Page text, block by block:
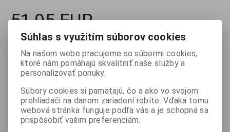
51,95 EUR

ks Pridať do košíka
Porovnať Pridať k oblúbeným
Tlač
Súhlas s využitím súborov cookies
Na našom webe pracujeme so súbormi cookies,
ktoré nám pomáhajú skvalitniť naše služby a
personalizovať ponuky.
Súbory cookies si pamätajú, čo a ako vo svojom
prehliadači na danom zariadení robíte. Vďaka tomu
webová stránka funguje podľa vás a je schopná sa
prispôsobiť vašim preferenciám.